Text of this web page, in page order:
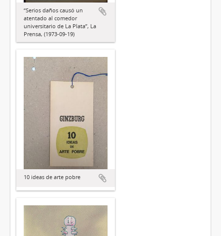
“Serios daños causó un
atentado al comedor
universitario de La Plata”, La
Prensa, (1973-09-19)
10 ideas de arte pobre